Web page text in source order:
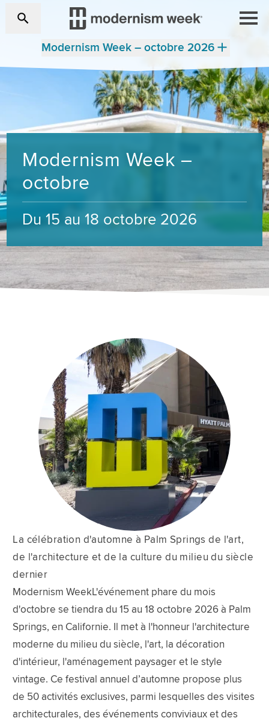
Modernism Week – octobre 2026
Modernism Week –
octobre
Du 15 au 18 octobre 2026
La célébration d'automne à Palm Springs de l'art,
de l'architecture et de la culture du milieu du siècle
dernier
Modernism WeekL'événement phare du mois
d'octobre se tiendra du 15 au 18 octobre 2026 à Palm
Springs, en Californie. Il met à l'honneur l'architecture
moderne du milieu du siècle, l'art, la décoration
d'intérieur, l'aménagement paysager et le style
vintage. Ce festival annuel d’automne propose plus
de 50 activités exclusives, parmi lesquelles des visites
architecturales, des événements conviviaux et des